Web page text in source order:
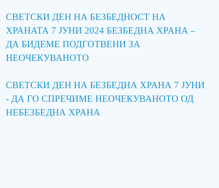
СВЕТСКИ ДЕН НА БЕЗБЕДНОСТ НА
ХРАНАТА 7 ЈУНИ 2024 БЕЗБЕДНА ХРАНА –
ДА БИДЕМЕ ПОДГОТВЕНИ ЗА
НЕОЧЕКУВАНОТО
СВЕТСКИ ДЕН НА БЕЗБЕДНА ХРАНА 7 ЈУНИ
- ДА ГО СПРЕЧИМЕ НЕОЧЕКУВАНОТО ОД
НЕБЕЗБЕДНА ХРАНА